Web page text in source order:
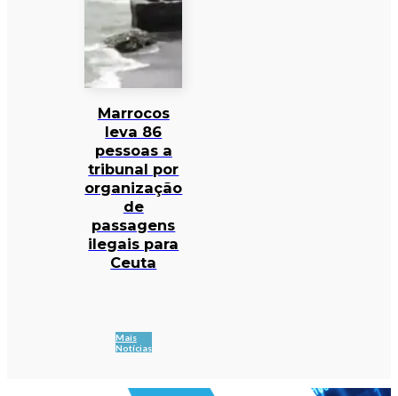
Marrocos
leva 86
pessoas a
tribunal por
organização
de
passagens
ilegais para
Ceuta
Mais
Notícias